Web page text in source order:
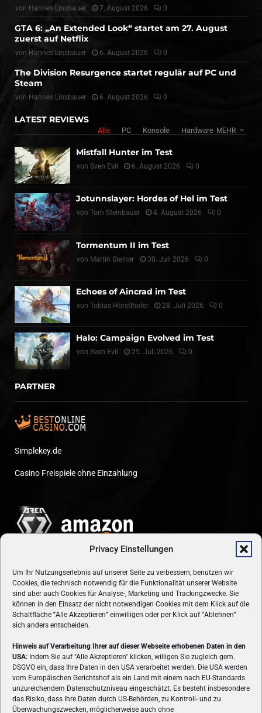
Privacy Einstellungen
Um Ihr Nutzungserlebnis auf unserer Seite zu verbessern, benutzen wir
Cookies, die technisch notwendig für die Funktionalität unserer Website
sind aber auch Cookies für Analyse-, Marketing und Trackingzwecke. Sie
können in den Einsatz der nicht notwendigen Cookies mit dem Klick auf die
Schaltfläche "Alle Akzeptieren" einwilligen oder per Klick auf"Ablehnen"
sich anders entscheiden.
Hinweis auf Verarbeitung Ihrer auf dieser Webseite erhobenen Daten in den
USA: Indem Sie auf "Alle Akzeptieren" klicken, willigen Sie zugleich gem.
DSGVO ein, dass Ihre Daten in den USA verarbeitet werden. Die USA werden
vom Europäischen Gerichtshof als ein Land mit einem nach EU-Standards
unzureichendem Datenschutzniveau eingeschätzt. Es besteht insbesondere
das Risiko, dass Ihre Daten durch US-Behörden, zu Kontroll- und zu
Überwachungszwecken, möglicherweise auch ohne
von Hannes Linsbauer 7. August 2026 0
GTA 6: „An Extended Look“ startet am 27. August
zuerst auf Netflix
von Hannes Linsbauer 6. August 2026 0
The Division Resurgence startet regulär auf PC und
Steam
von Hannes Linsbauer 6. August 2026 0
LATEST REVIEWS
Alle PC Konsole Hardware MEHR
Mistfall Hunter im Test
von Sven Evil 6. August 2026 0
Jotunnslayer: Hordes of Hel im Test
von Tom Steinbauer 4. August 2026 0
Tormentum II im Test
von Martin Steiner 30. Juli 2026 0
Echoes of Aincrad im Test
von Tobias Hörstlhofer 28. Juli 2026 0
Halo: Campaign Evolved im Test
von Sven Evil 25. Juli 2026 0
PARTNER
Simplekey.de
Casino Freispiele ohne Einzahlung
ÜBER UNS
VON GAMERN, FÜR GAMER! Gamers.at ist das älteste Online-
Spielemagazin Österreichs und bringt täglich aktuelle News,
Reviews und Videos zu PC- und Konsolenspielen, Gaming-